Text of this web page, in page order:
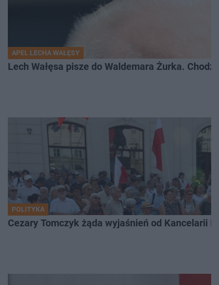
APEL LECHA WAŁĘSY
Lech Wałęsa pisze do Waldemara Żurka.
POLITYKA
Cezary Tomczyk żąda wyjaśnień od Kancelarii